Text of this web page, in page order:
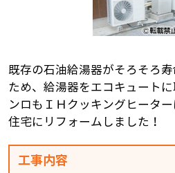
既存の石油給湯器がそろそろ
ため、給湯器をエコキュート
ンロもＩＨクッキングヒータ
住宅にリフォームしました！
工事内容